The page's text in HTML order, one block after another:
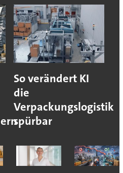
So verändert KI
die
Verpackungslogistik
spürbar